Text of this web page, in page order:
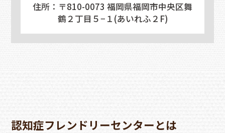
住所：〒810-0073 福岡県福岡市中央区舞
鶴２丁目５−１(あいれふ２F)
認知症フレンドリーセンターとは